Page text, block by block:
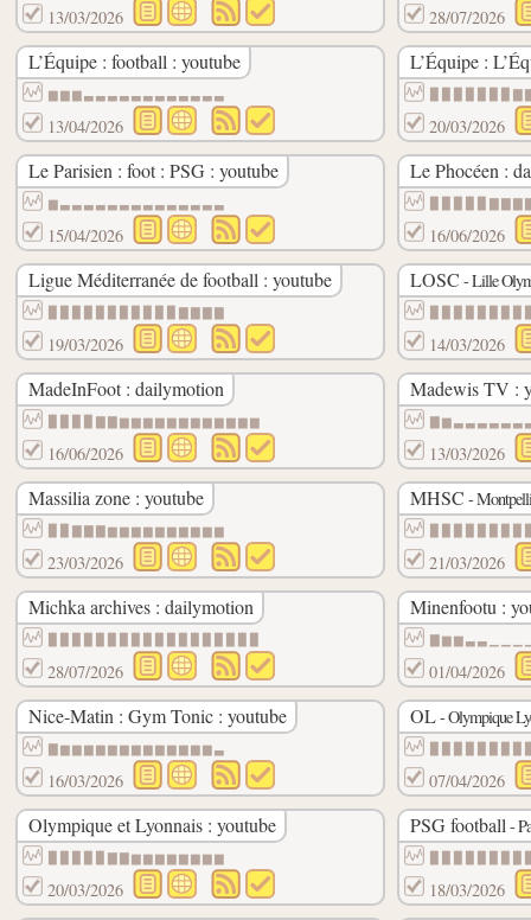
13/03/2026 28/07/2026
L’Équipe : football : youtube
▆▆▆▃▃▃▃▃▃▃▃▃▃▃▃
13/04/2026
L’Équipe :
20/03/2026
Le Parisien : foot : PSG : youtube
▆▃▃▃▃▃▃▃▃▃▃▃▃▃▃
15/04/2026
Le Phocéen :
16/06/2026
Ligue Méditerranée de football : youtube
▉▉▉▉▉▉▉▉▉▉▉▇▇▇▇
19/03/2026
LOSC - Lille
14/03/2026
MadeInFoot : dailymotion
▉▉▉▉▇▇▆▆▆▆▆▆▆▆▆▆▆▆
16/06/2026
Madewis TV :
13/03/2026
Massilia zone : youtube
▉▉▇▇▇▆▆▆▆▆▆▆▆▆▆
23/03/2026
MHSC -
21/03/2026
Michka archives : dailymotion
28/07/2026
Minenfootu :
01/04/2026
Nice-Matin : Gym Tonic : youtube
▇▆▆▆▆▆▆▆▆▆▆▆▆▆▃
16/03/2026
OL- Olympique
07/04/2026
Olympique et Lyonnais : youtube
▉▉▉▉▉▇▇▆▆▆▆▆▆▆▆
20/03/2026
PSG football -
18/03/2026